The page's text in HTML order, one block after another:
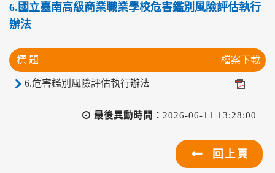
6.國立臺南高級商業職業學校危害鑑別風險評估執行
辦法
標 題 檔案下載
6.危害鑑別風險評估執行辦法
最後異動時間： 2026-06-11 13:28:00
回上頁